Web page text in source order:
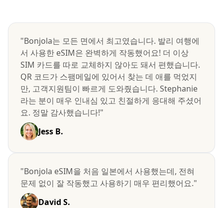
"Bonjola는 모든 면에서 최고였습니다. 발리 여행에
서 사용한 eSIM은 완벽하게 작동했어요! 더 이상
SIM 카드를 따로 교체하지 않아도 돼서 편했습니다.
QR 코드가 스팸메일에 있어서 찾는 데 애를 먹었지
만, 고객지원팀이 빠르게 도와줬습니다. Stephanie
라는 분이 매우 인내심 있고 친절하게 응대해 주셨어
요. 정말 감사했습니다!"
Jess B.
"Bonjola eSIM을 처음 일본에서 사용했는데, 전혀
문제 없이 잘 작동했고 사용하기 매우 편리했어요."
David S.